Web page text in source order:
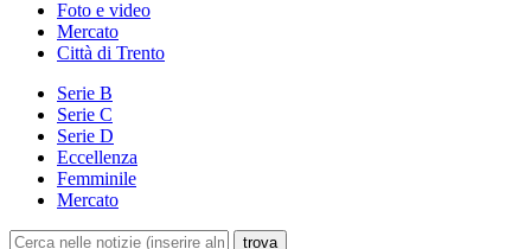
Foto e video
Mercato
Città di Trento
Serie B
Serie C
Serie D
Eccellenza
Femminile
Mercato